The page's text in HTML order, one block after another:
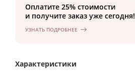
Оплатите 25% стоимости
и получите заказ уже сегодня!
УЗНАТЬ ПОДРОБНЕЕ
Характеристики